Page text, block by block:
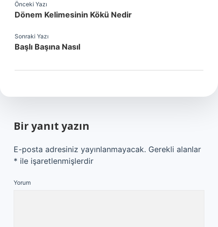
Önceki Yazı
Dönem Kelimesinin Kökü Nedir
Sonraki Yazı
Başlı Başına Nasıl
Bir yanıt yazın
E-posta adresiniz yayınlanmayacak. Gerekli alanlar
* ile işaretlenmişlerdir
Yorum